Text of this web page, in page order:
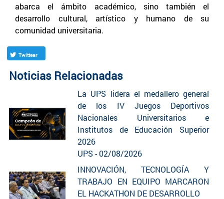
abarca el ámbito académico, sino también el
desarrollo cultural, artístico y humano de su
comunidad universitaria.
Twittear
Noticias Relacionadas
La UPS lidera el medallero general
de los IV Juegos Deportivos
Nacionales Universitarios e
Institutos de Educación Superior
2026
UPS - 02/08/2026
INNOVACIÓN, TECNOLOGÍA Y
TRABAJO EN EQUIPO MARCARON
EL HACKATHON DE DESARROLLO